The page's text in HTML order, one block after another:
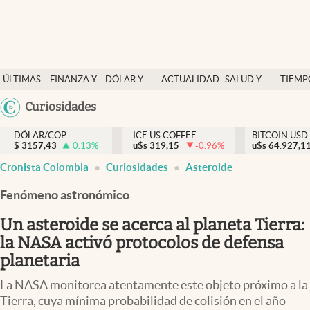
ÚLTIMAS
NOTICIAS
FINANZA Y
DÓLAR Y
ACTUALIDAD SALUD Y
México
Curiosidades
Salud y nutrición
Vida espiritual
Actualidad
Colombia
DÓLAR/COP
$ 3157,43 0.13%
ICE US COFFEE
u$s 319,15 -0.96%
BITCOIN USD
u$s
Cronista Colombia Curiosidades Asteroide
Fenómeno astronómico
Un asteroide se acerca al planeta Tierra:
la NASA activó protocolos de defensa
planetaria
La NASA monitorea atentamente este objeto próximo a la
Tierra, cuya mínima probabilidad de colisión en el año